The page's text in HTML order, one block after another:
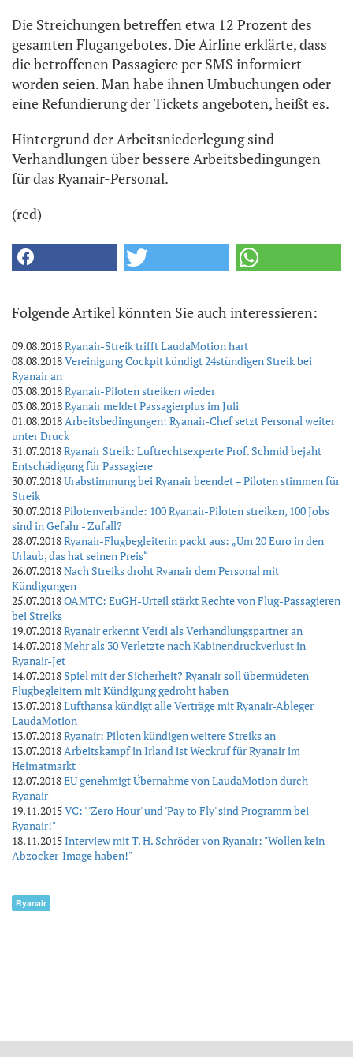
Die Streichungen betreffen etwa 12 Prozent des
gesamten Flugangebotes. Die Airline erklärte, dass
die betroffenen Passagiere per SMS informiert
worden seien. Man habe ihnen Umbuchungen oder
eine Refundierung der Tickets angeboten, heißt es.
Hintergrund der Arbeitsniederlegung sind
Verhandlungen über bessere Arbeitsbedingungen
für das Ryanair-Personal.
(red)
Folgende Artikel könnten Sie auch interessieren:
09.08.2018Ryanair-Streik trifft LaudaMotion hart
08.08.2018Vereinigung Cockpit kündigt 24stündigen Streik bei
Ryanair an
03.08.2018Ryanair-Piloten streiken wieder
03.08.2018Ryanair meldet Passagierplus im Juli
01.08.2018Arbeitsbedingungen: Ryanair-Chef setzt Personal weiter
unter Druck
31.07.2018Ryanair Streik: Luftrechtsexperte Prof. Schmid bejaht
Entschädigung für Passagiere
30.07.2018Urabstimmung bei Ryanair beendet – Piloten stimmen für
Streik
30.07.2018Pilotenverbände: 100 Ryanair-Piloten streiken, 100 Jobs
sind in Gefahr - Zufall?
28.07.2018Ryanair-Flugbegleiterin packt aus: „Um 20 Euro in den
Urlaub, das hat seinen Preis“
26.07.2018Nach Streiks droht Ryanair dem Personal mit
Kündigungen
25.07.2018ÖAMTC: EuGH-Urteil stärkt Rechte von Flug-Passagieren
bei Streiks
19.07.2018Ryanair erkennt Verdi als Verhandlungspartner an
14.07.2018Mehr als 30 Verletzte nach Kabinendruckverlust in
Ryanair-Jet
14.07.2018 Spiel mit der Sicherheit? Ryanair soll übermüdeten
Flugbegleitern mit Kündigung gedroht haben
13.07.2018Lufthansa kündigt alle Verträge mit Ryanair-Ableger
LaudaMotion
13.07.2018Ryanair: Piloten kündigen weitere Streiks an
13.07.2018Arbeitskampf in Irland ist Weckruf für Ryanair im
Heimatmarkt
12.07.2018EU genehmigt Übernahme von LaudaMotion durch
Ryanair
19.11.2015VC: "'Zero Hour' und 'Pay to Fly' sind Programm bei
Ryanair!"
18.11.2015Interview mit T. H. Schröder von Ryanair: "Wollen kein
Abzocker-Image haben!"
Ryanair